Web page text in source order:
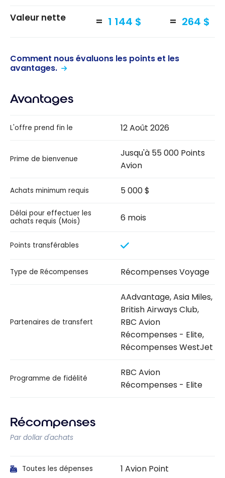
Valeur nette 1 144 $ 264 $
Comment nous évaluons les points et les
avantages.
Avantages
L'offre prend fin le 12 Août 2026
Prime de bienvenue
Jusqu'à 55 000 Points
Avion
Achats minimum requis 5 000 $
Délai pour effectuer les
achats requis (Mois)
6 mois
Points transférables
Type de Récompenses Récompenses Voyage
Partenaires de transfert
AAdvantage, Asia Miles,
British Airways Club,
RBC Avion
Récompenses - Elite,
Récompenses WestJet
Programme de fidélité
RBC Avion
Récompenses - Elite
Récompenses
Par dollar d'achats
Toutes les dépenses 1 Avion Point